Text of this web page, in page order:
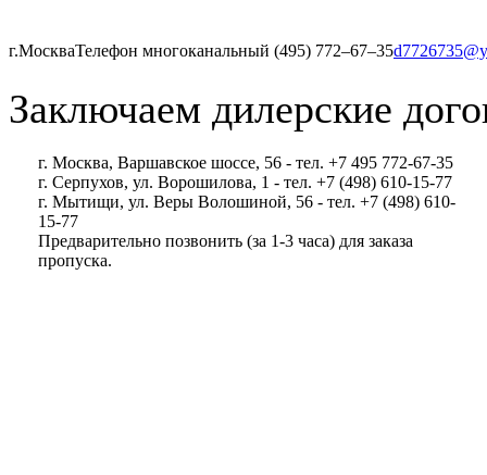
г.МоскваТелефон многоканальный (495) 772‒67‒35
Заключаем дилерские
г. Москва, Варшавское шоссе, 56 - тел. +7 495 772-67-35
г. Серпухов, ул. Ворошилова, 1 - тел. +7 (498) 610-15-77
г. Мытищи, ул. Веры Волошиной, 56 - тел. +7 (498) 610-
15-77
Предварительно позвонить (за 1-3 часа) для заказа
пропуска.